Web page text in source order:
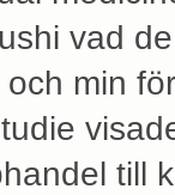
vad
min
till